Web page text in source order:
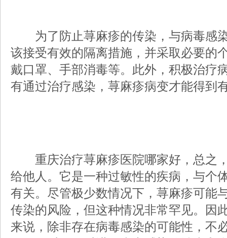
为了防止荨麻疹的传染，与病毒感
该接受有效的隔离措施，并采取必要的
戴口罩、手部消毒等。此外，积极治疗
有通过治疗感染，荨麻疹病变才能得到
重庆治疗荨麻疹医院哪家好，总之
给他人。它是一种过敏性的疾病，与个
有关。尽管极少数情况下，荨麻疹可能
传染的风险，但这种情况非常罕见。因
来说，除非存在病毒感染的可能性，不